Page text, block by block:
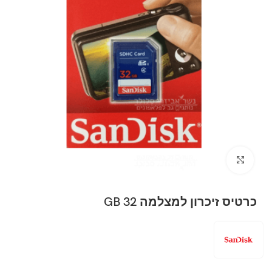
כרטיס זיכרון למצלמה 32 GB